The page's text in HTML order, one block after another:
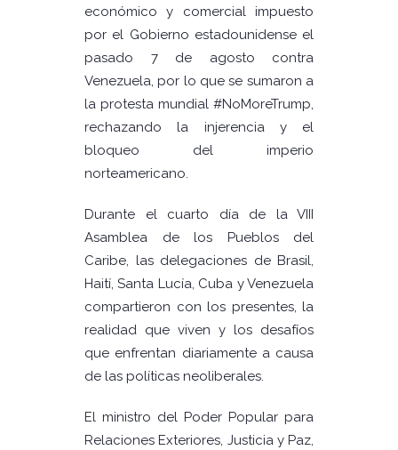
económico y comercial impuesto
por el Gobierno estadounidense el
pasado 7 de agosto contra
Venezuela, por lo que se sumaron a
la protesta mundial #NoMoreTrump,
rechazando la injerencia y el
bloqueo del imperio
norteamericano.
Durante el cuarto día de la VIII
Asamblea de los Pueblos del
Caribe, las delegaciones de Brasil,
Haití, Santa Lucía, Cuba y Venezuela
compartieron con los presentes, la
realidad que viven y los desafíos
que enfrentan diariamente a causa
de las políticas neoliberales.
El ministro del Poder Popular para
Relaciones Exteriores, Justicia y Paz,